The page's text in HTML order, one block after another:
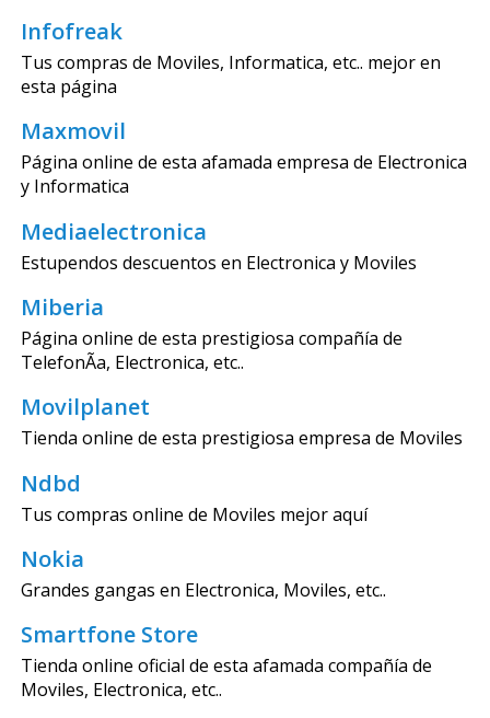
Infofreak
Tus compras de Moviles, Informatica, etc.. mejor en
esta página
Maxmovil
Página online de esta afamada empresa de Electronica
y Informatica
Mediaelectronica
Estupendos descuentos en Electronica y Moviles
Miberia
Página online de esta prestigiosa compañía de
TelefonÃ­a, Electronica, etc..
Movilplanet
Tienda online de esta prestigiosa empresa de Moviles
Ndbd
Tus compras online de Moviles mejor aquí
Nokia
Grandes gangas en Electronica, Moviles, etc..
Smartfone Store
Tienda online oficial de esta afamada compañía de
Moviles, Electronica, etc..